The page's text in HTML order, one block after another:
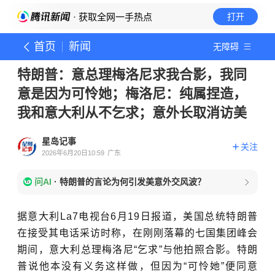
· 获取全网一手热点 打开
首页 新闻 无障碍
特朗普：意总理梅洛尼求我合影，我同
意是因为可怜她；梅洛尼：纯属捏造，
我和意大利从不乞求；意外长取消访美
星岛记事
2026年6月20日10:59 广东
关注
问AI · 特朗普的言论为何引发美意外交风波？
据意大利La7电视台6月19日报道，美国总统特朗普
在接受其电话采访时称，在刚刚落幕的七国集团峰会
期间，意大利总理梅洛尼“乞求”与他拍照合影。特朗
普说他本没有义务这样做，但因为“可怜她”便同意